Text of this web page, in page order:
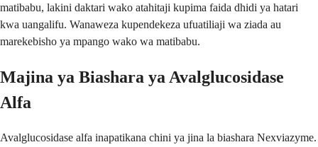
matibabu, lakini daktari wako atahitaji kupima faida dhidi ya hatari
kwa uangalifu. Wanaweza kupendekeza ufuatiliaji wa ziada au
marekebisho ya mpango wako wa matibabu.
Majina ya Biashara ya Avalglucosidase
Alfa
Avalglucosidase alfa inapatikana chini ya jina la biashara Nexviazyme.